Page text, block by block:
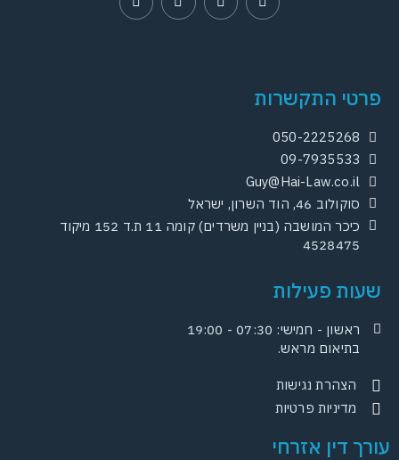
דין אזרחי
פרטי התקשרות
050-2225268
09-7935533
Guy@Hai-Law.co.il
סוקולוב 46, הוד השרון, ישראל
כיכר המושבה (בניין משרדים) קומה 11 ת.ד 152 מיקוד
4528475
שעות פעילות
ראשון - חמישי: 07:30 - 19:00
בתיאום מראש.
הצהרת נגישות
מדיניות פרטיות